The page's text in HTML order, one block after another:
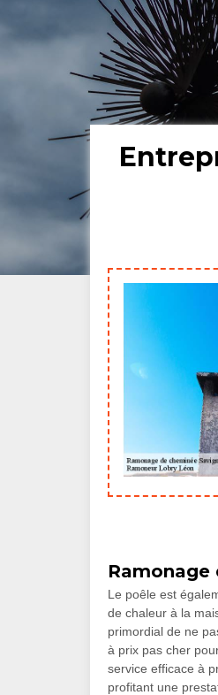
Ramonage
Le poêle est
de chaleur à la
primordial de ne
à prix pas cher
service efficace à
profitant une